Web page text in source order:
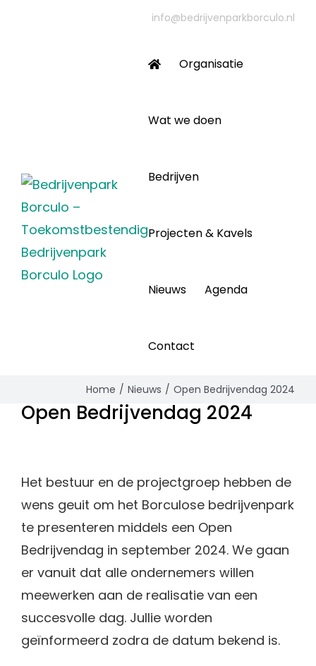
info@bedrijvenparkborculo.nl
Organisatie
Wat we doen
Bedrijven
Projecten & Kavels
Nieuws Agenda
Contact
Home Nieuws Open Bedrijvendag 2024
Open Bedrijvendag 2024
Het bestuur en de projectgroep hebben de
wens geuit om het Borculose bedrijvenpark
te presenteren middels een Open
Bedrijvendag in september 2024. We gaan
er vanuit dat alle ondernemers willen
meewerken aan de realisatie van een
succesvolle dag. Jullie worden
geïnformeerd zodra de datum bekend is.